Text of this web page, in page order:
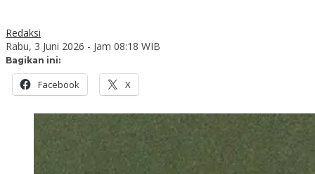
Redaksi
Rabu, 3 Juni 2026 - Jam 08:18 WIB
Bagikan ini:
Facebook X